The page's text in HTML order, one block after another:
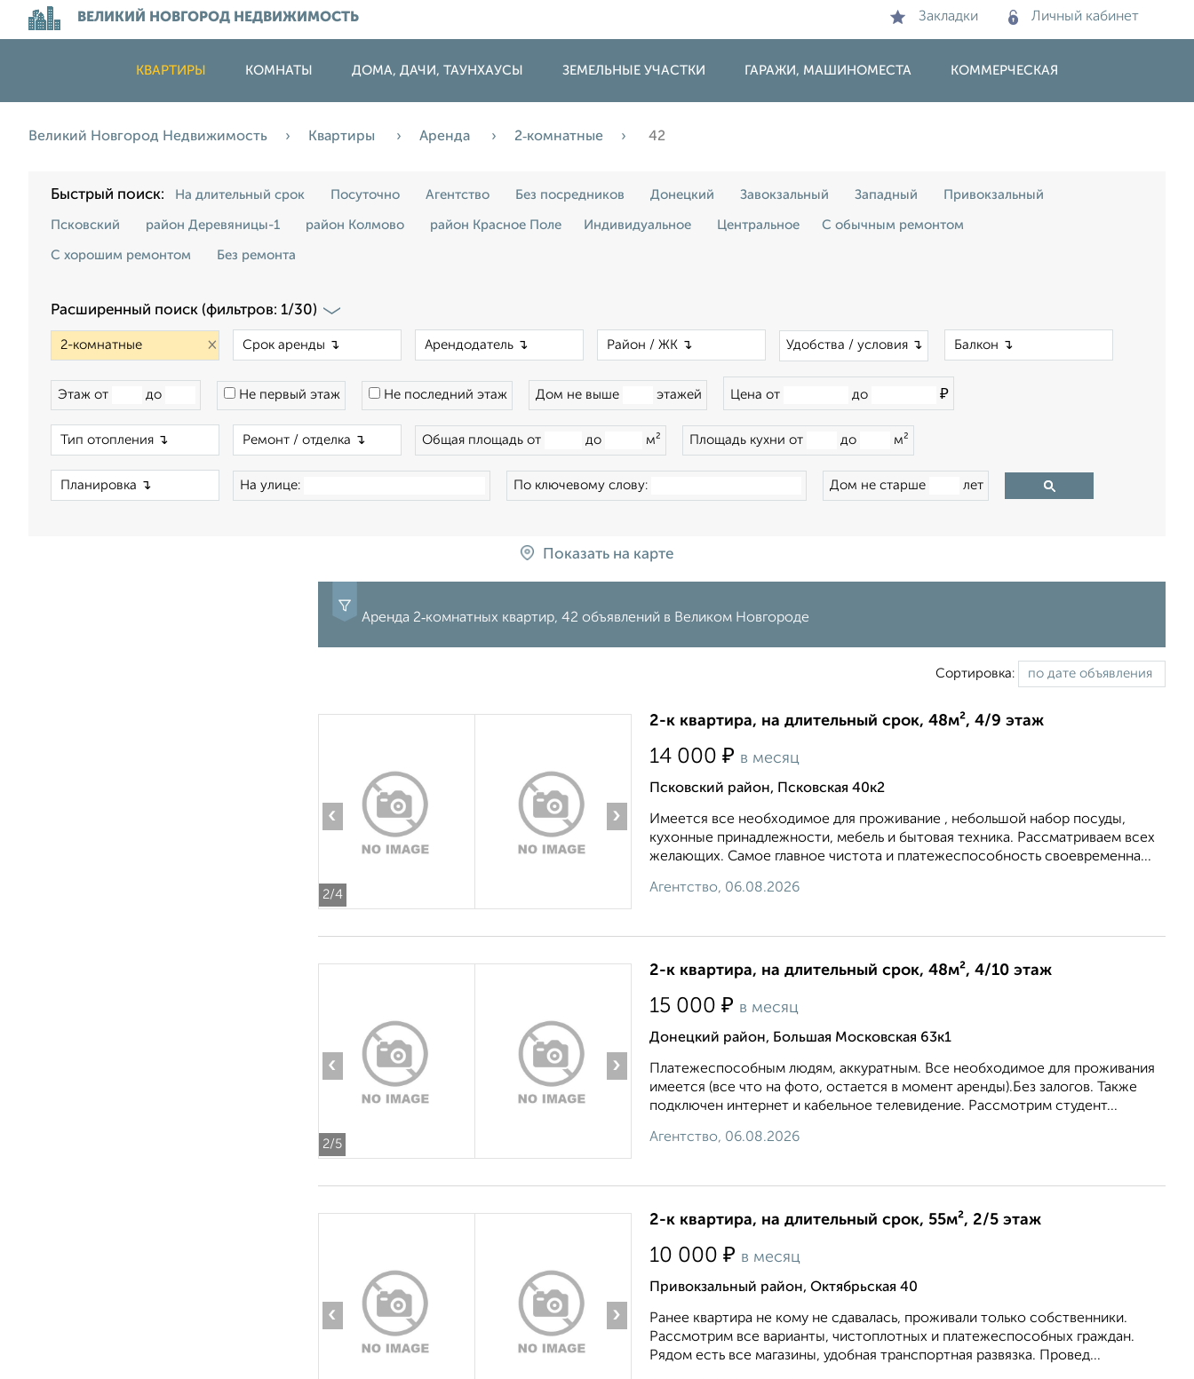
ВЕЛИКИЙ НОВГОРОД НЕДВИЖИМОСТЬ Закладки Личный кабинет
КВАРТИРЫ КОМНАТЫ ДОМА, ДАЧИ, ТАУНХАУСЫ ЗЕМЕЛЬНЫЕ УЧАСТКИ ГАРАЖИ, МАШИНОМЕСТА КОММЕРЧЕСКАЯ
Великий Новгород Недвижимость Квартиры Аренда 2‑комнатные 42
Быстрый поиск: На длительный срок Посуточно Агентство Без посредников Донецкий Завокзальный Западный Привокзальный
Псковский район Деревяницы-1 район Колмово район Красное Поле Индивидуальное Центральное С обычным ремонтом
С хорошим ремонтом Без ремонта
Расширенный поиск (фильтров: 1/30)
× Удобства / условия ↴
Этаж от до Не первый этаж Не последний этаж Дом не выше этажей Цена от до ₽
Общая площадь от до м² Площадь кухни от до м²
На улице: По ключевому слову: Дом не старше лет
Показать на карте
Аренда 2‑комнатных квартир, 42 объявлений в Великом Новгороде
Сортировка:
2/4
‹ ›
2-к квартира, на длительный срок, 48м², 4/9 этаж
14 000 ₽ в месяц
Псковский район, Псковская 40к2
Имеется все необходимое для проживание , небольшой набор посуды,
кухонные принадлежности, мебель и бытовая техника. Рассматриваем всех
желающих. Самое главное чистота и платежеспособность своевременна...
Агентство, 06.08.2026
2/5
‹ ›
2-к квартира, на длительный срок, 48м², 4/10 этаж
15 000 ₽ в месяц
Донецкий район, Большая Московская 63к1
Платежеспособным людям, аккуратным. Все необходимое для проживания
имеется (все что на фото, остается в момент аренды).Без залогов. Также
подключен интернет и кабельное телевидение. Рассмотрим студент...
Агентство, 06.08.2026
‹ ›
2-к квартира, на длительный срок, 55м², 2/5 этаж
10 000 ₽ в месяц
Привокзальный район, Октябрьская 40
Ранее квартира не кому не сдавалась, проживали только собственники.
Рассмотрим все варианты, чистоплотных и платежеспособных граждан.
Рядом есть все магазины, удобная транспортная развязка. Провед...